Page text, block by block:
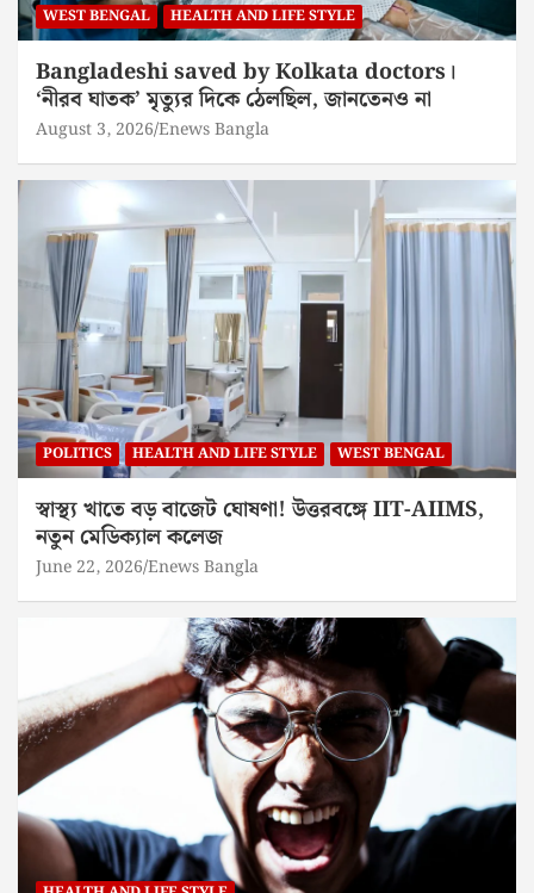
WEST BENGAL HEALTH AND LIFE STYLE
Bangladeshi saved by Kolkata doctors।
‘নীরব ঘাতক’ মৃত্যুর দিকে ঠেলছিল, জানতেনও না
August 3, 2026 Enews Bangla
POLITICS HEALTH AND LIFE STYLE WEST BENGAL
স্বাস্থ্য খাতে বড় বাজেট ঘোষণা! উত্তরবঙ্গে IIT-AIIMS,
নতুন মেডিক্যাল কলেজ
June 22, 2026 Enews Bangla